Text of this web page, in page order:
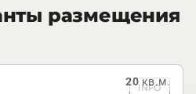
размещения
20кв.м.
INFO